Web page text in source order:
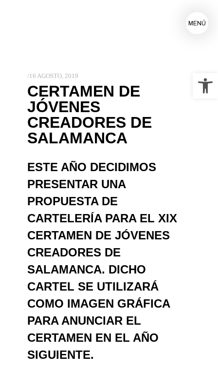
MENÚ
16 AGOSTO, 2019
CERTAMEN DE
JÓVENES
CREADORES DE
SALAMANCA
ESTE AÑO DECIDIMOS
PRESENTAR UNA
PROPUESTA DE
CARTELERÍA PARA EL XIX
CERTAMEN DE JÓVENES
CREADORES DE
SALAMANCA. DICHO
CARTEL SE UTILIZARÁ
COMO IMAGEN GRÁFICA
PARA ANUNCIAR EL
CERTAMEN EN EL AÑO
SIGUIENTE.